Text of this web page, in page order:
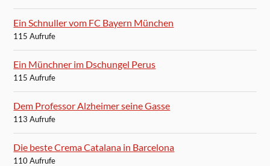
Ein Schnuller vom FC Bayern München
115 Aufrufe
Ein Münchner im Dschungel Perus
115 Aufrufe
Dem Professor Alzheimer seine Gasse
113 Aufrufe
Die beste Crema Catalana in Barcelona
110 Aufrufe